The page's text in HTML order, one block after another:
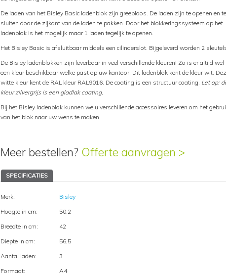
De laden van het Bisley Basic ladenblok zijn greeploos. De laden zijn te openen en te
sluiten door de zijkant van de laden te pakken. Door het blokkeringssysteem op het
ladenblok is het mogelijk maar 1 laden tegelijk te openen.
Het Bisley Basic is afsluitbaar middels een cilinderslot. Bijgeleverd worden 2
De Bisley ladenblokken zijn leverbaar in veel verschillende kleuren! Zo is er altijd wel
een kleur beschikbaar welke past op uw kantoor. Dit ladenblok kent de kleur wit.
witte kleur kent de RAL kleur RAL9016. De coating is een structuur coating. Let op:
kleur zilvergrijs is een gladlak coating.
Bij het Bisley ladenblok kunnen we u verschillende accessoires leveren om het
van het blok naar uw wens te maken.
Meer bestellen? Offerte aanvragen >
SPECIFICATIES
Merk:
Bisley
Hoogte in cm:
50,2
Breedte in cm:
42
Diepte in cm:
56,5
Aantal laden:
3
Formaat:
A4